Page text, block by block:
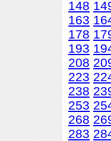
148
163
178
193
208
223
238
253
268
283